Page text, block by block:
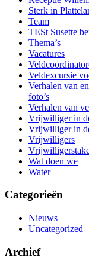
Sterk in
Team
TESt Susette
Thema’s
Vacatures
Veldexcursie
Verhalen van
foto’s
Verhalen van
Vrijwilliger in
Vrijwilliger in
Vrijwilligers
Wat doen we
Water
Categorieën
Nieuws
Uncategorized
Archief